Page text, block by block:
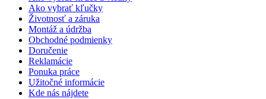
Ako vybrať kľučky
Životnosť a záruka
Montáž a údržba
Obchodné podmienky
Doručenie
Reklamácie
Ponuka práce
Užitočné informácie
Kde nás nájdete